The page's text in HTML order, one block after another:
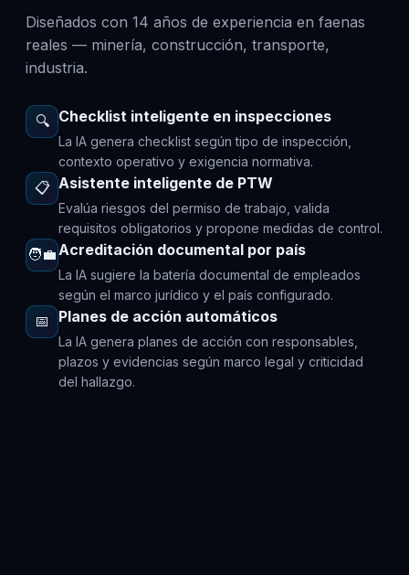
Diseñados con 14 años de experiencia en faenas
reales — minería, construcción, transporte,
industria.
🔍 Checklist inteligente en inspecciones
La IA genera checklist según tipo de inspección,
contexto operativo y exigencia normativa.
📋 Asistente inteligente de PTW
Evalúa riesgos del permiso de trabajo, valida
requisitos obligatorios y propone medidas de control.
🧑‍💼 Acreditación documental por país
La IA sugiere la batería documental de empleados
según el marco jurídico y el país configurado.
📅 Planes de acción automáticos
La IA genera planes de acción con responsables,
plazos y evidencias según marco legal y criticidad
del hallazgo.